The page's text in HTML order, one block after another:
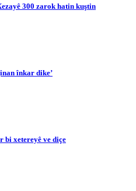
300 zarok hatin kuştin
înkar dike’
bi xetereyê ve diçe